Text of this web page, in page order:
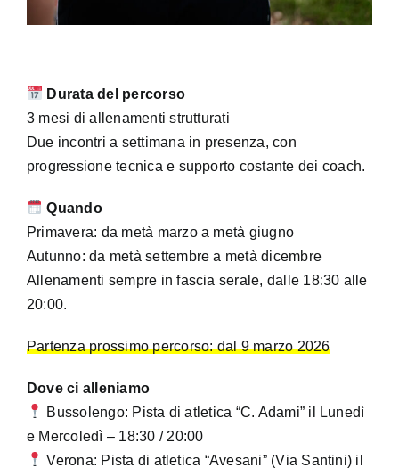
Durata del percorso
3 mesi di allenamenti strutturati
Due incontri a settimana in presenza, con
progressione tecnica e supporto costante dei coach.
Quando
Primavera: da metà marzo a metà giugno
Autunno: da metà settembre a metà dicembre
Allenamenti sempre in fascia serale, dalle 18:30 alle
20:00.
Partenza prossimo percorso: dal 9 marzo 2026
Dove ci alleniamo
Bussolengo: Pista di atletica “C. Adami” il Lunedì
e Mercoledì – 18:30 / 20:00
Verona: Pista di atletica “Avesani” (Via Santini) il